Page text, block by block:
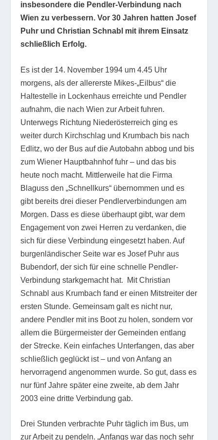
insbesondere die Pendler-Verbindung nach
Wien zu verbessern. Vor 30 Jahren hatten Josef
Puhr und Christian Schnabl mit ihrem Einsatz
schließlich Erfolg.
Es ist der 14. November 1994 um 4.45 Uhr
morgens, als der allererste Mikes-„Eilbus“ die
Haltestelle in Lockenhaus erreichte und Pendler
aufnahm, die nach Wien zur Arbeit fuhren.
Unterwegs Richtung Niederösterreich ging es
weiter durch Kirchschlag und Krumbach bis nach
Edlitz, wo der Bus auf die Autobahn abbog und bis
zum Wiener Hauptbahnhof fuhr – und das bis
heute noch macht. Mittlerweile hat die Firma
Blaguss den „Schnellkurs“ übernommen und es
gibt bereits drei dieser Pendlerverbindungen am
Morgen. Dass es diese überhaupt gibt, war dem
Engagement von zwei Herren zu verdanken, die
sich für diese Verbindung eingesetzt haben. Auf
burgenländischer Seite war es Josef Puhr aus
Bubendorf, der sich für eine schnelle Pendler-
Verbindung starkgemacht hat. Mit Christian
Schnabl aus Krumbach fand er einen Mitstreiter der
ersten Stunde. Gemeinsam galt es nicht nur,
andere Pendler mit ins Boot zu holen, sondern vor
allem die Bürgermeister der Gemeinden entlang
der Strecke. Kein einfaches Unterfangen, das aber
schließlich geglückt ist – und von Anfang an
hervorragend angenommen wurde. So gut, dass es
nur fünf Jahre später eine zweite, ab dem Jahr
2003 eine dritte Verbindung gab.
Drei Stunden verbrachte Puhr täglich im Bus, um
zur Arbeit zu pendeln. „Anfangs war das noch sehr